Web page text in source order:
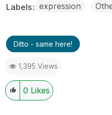
Labels expression
Ditto - same here!
1,395 Views
0 Likes